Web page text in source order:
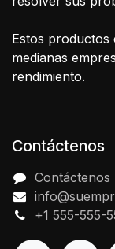
Estos productos
medianas
rendimiento.
Contáctenos
Contáctenos
+1 555-555-